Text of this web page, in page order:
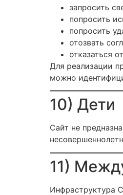
запросить
попросить
попросить
отозвать
отказаться
Для реализации
можно
10) Дети
Сайт не
11)
Инфраструктура